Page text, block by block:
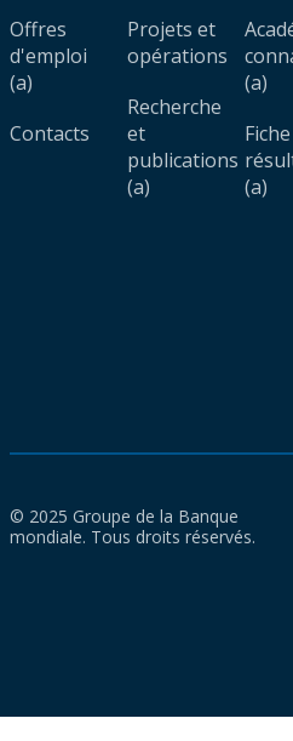
Offres
d'emploi
(a)
Contacts
Projets et
opérations
Recherche
et
publications
(a)
(a)
(a)
© 2025 Groupe de la Banque
mondiale. Tous droits réservés.